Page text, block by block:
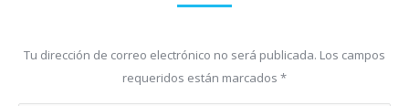
Tu dirección de correo electrónico no será publicada. Los campos
requeridos están marcados *